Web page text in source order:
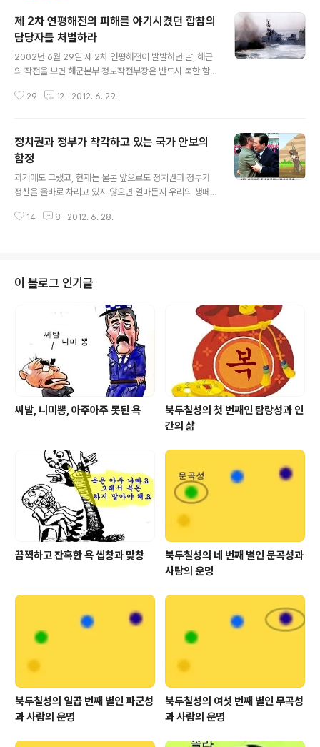
제 2차 연평해전의 피해를 야기시켰던 합참의
담당자를 처벌하라
2002년 6월 29일 제 2차 연평해전이 발발하던 날, 해군
의 작전을 보면 해군본부 정보작전부장은 반드시 북한 함
제 2함대 사령관의 지시도 3Km의 거리를 유지 하라는 지
세우고 현장의 지휘관들에게 그러한 명령을 내려둔 상태였
었는데 어째서? 수백미터 지근거리까지 접근하였는가? 이
미 대통령의 해군 작전 지침도 선제 사격하지 못 하도록 한
마당에 북한 함정과 지근거리까지 접근하게 되는 경우에는
가장 치명적인 결과가 초래 될 것이란 것을 현장 지휘관들
은 잘 알고 있었을 것인데 어째서 그런 무모한 작전을 펼치
29 12 2012. 6. 29.
정치권과 정부가 착각하고 있는 국가 안보의
함정
과거에도 그랬고, 현재는 물론 앞으로도 정치권과 정부가
정신을 올바로 차리고 있지 않으면 얼마든지 우리의 생떼
치권이나 정부가 들어서도 명심해야 될 내용을 좀 써보고
는 꿈속에 빠지게 된다는 것입니다. 설사 북한의 김정은이
한국의 대통령과 껴안고, 손을 맞잡고 통일을 이야기 하더
라도 북한군은 한국의 군부대나 민간인을 향해서 미사일과
총을 쏠 준비를 하고 있다는 것을 진보든 보수든 철저히 깨
달아야 할 것입니다. 북한을 가장 적절하게 표현하자면 구
밀복검(口蜜腹劍)입니다. 남북한의 관계가 가장..
14 8 2012. 6. 28.
이 블로그 인기글
씨발, 니미뽕, 아주아주 못된 욕
북두칠성의 첫 번째인 탐랑성과 인
간의 삶
끔찍하고 잔혹한 욕 씹창과 맞창
북두칠성의 네 번째 별인 문곡성과
사람의 운명
북두칠성의 일곱 번째 별인 파군성
과 사람의 운명
북두칠성의 여섯 번째 별인 무곡성
과 사람의 운명